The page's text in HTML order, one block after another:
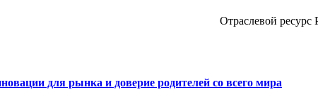
Отраслевой ресурс
для рынка и доверие родителей со всего мира